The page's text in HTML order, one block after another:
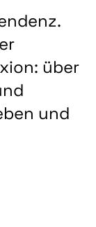
über
und